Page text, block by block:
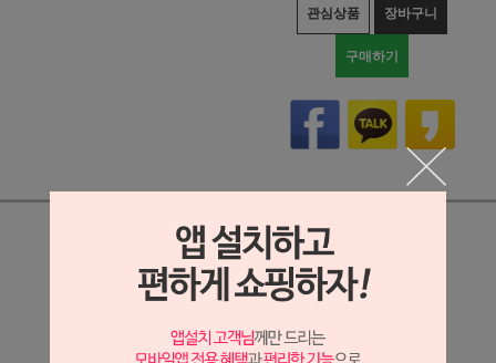
관심상품 장바구니
구매하기
상세정보 새창 열기